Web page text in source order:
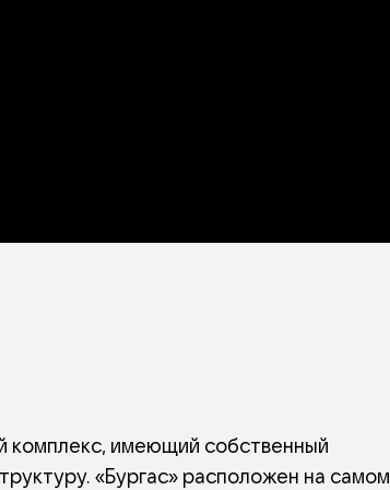
комплекс, имеющий собственный
«Бургас» расположен на